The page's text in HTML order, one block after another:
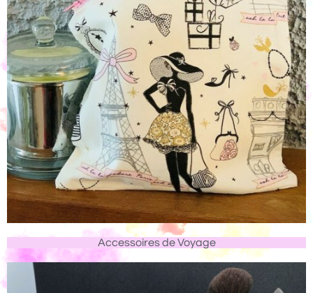
Accessoires de Voyage